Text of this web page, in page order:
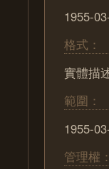
1955-
格式：
實體描
範圍：
1955-
管理權：